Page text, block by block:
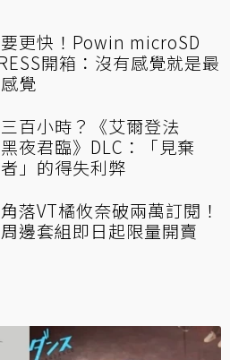
更快！Powin microSD
開箱：沒有感覺就是最
覺
百小時？《艾爾登法
夜君臨》DLC：「見棄
」的得失利弊
落VT橘攸奈破兩萬訂閱！
邊套組即日起限量開賣